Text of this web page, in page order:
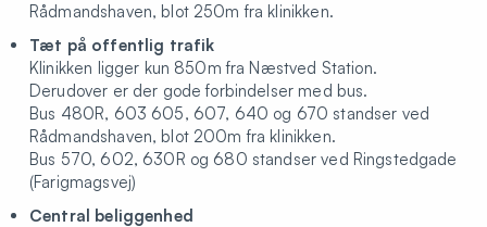
Rådmandshaven, blot 250m fra klinikken.
Tæt på offentlig trafik
Klinikken ligger kun 850m fra Næstved Station.
Derudover er der gode forbindelser med bus.
Bus 480R, 603 605, 607, 640 og 670 standser ved
Rådmandshaven, blot 200m fra klinikken.
Bus 570, 602, 630R og 680 standser ved Ringstedgade
(Farigmagsvej)
Central beliggenhed